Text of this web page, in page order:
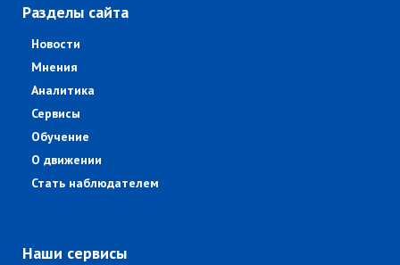
Разделы сайта
Новости
Мнения
Аналитика
Сервисы
Обучение
О движении
Стать наблюдателем
Наши сервисы